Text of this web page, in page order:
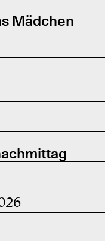
Mädchen